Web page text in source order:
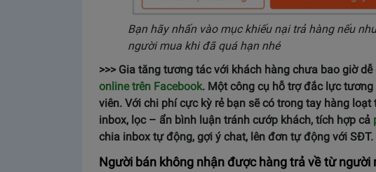
Bạn hãy nhấn vào mục khiếu nại trả hàng nếu
người mua khi đã quá hạn nhé
>>> Gia tăng tương tác với khách hàng chưa bao giờ
online trên Facebook. Một công cụ hỗ trợ đắc lực
viên. Với chi phí cực kỳ rẻ bạn sẽ có trong tay hàng
inbox, lọc – ẩn bình luận tránh cướp khách, tích hợp cả
chia inbox tự động, gợi ý chat, lên đơn tự động với SĐT.
Người bán không nhận được hàng trả về từ